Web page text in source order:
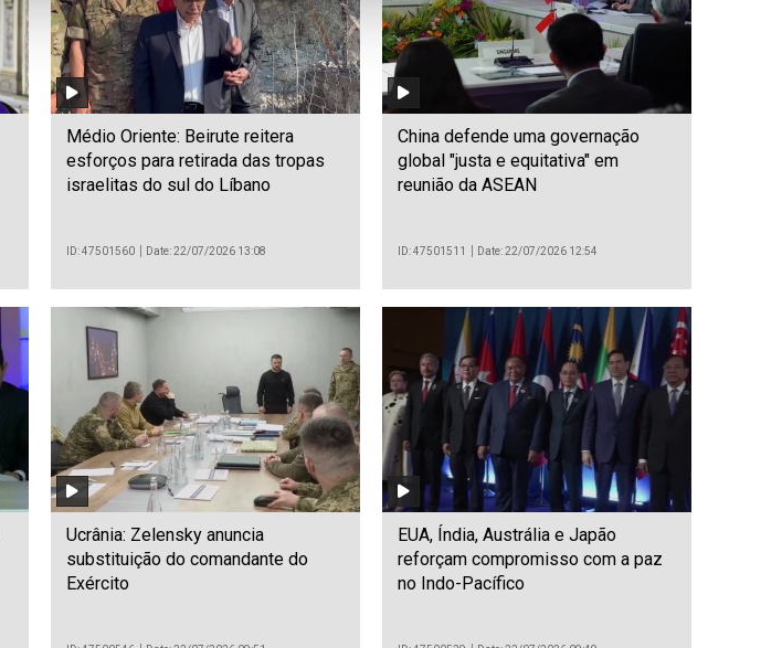
Médio Oriente: Beirute reitera
esforços para retirada das tropas
israelitas do sul do Líbano
ID: 47501560 Date: 22/07/2026 13:08
China defende uma governação
global "justa e equitativa" em
reunião da ASEAN
ID: 47501511 Date: 22/07/2026 12:54
Ucrânia: Zelensky anuncia
substituição do comandante do
Exército
EUA, Índia, Austrália e Japão
reforçam compromisso com a paz
no Indo-Pacífico